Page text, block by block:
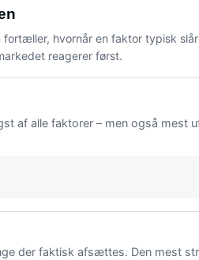
hvornår en faktor typisk
reagerer først.
af alle faktorer – men også mest
der faktisk afsættes. Den mest